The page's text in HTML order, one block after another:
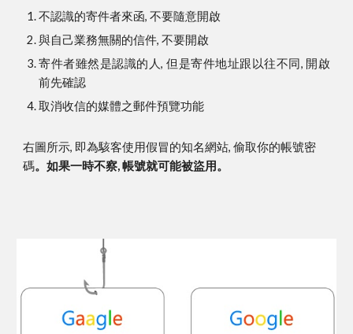
不認識的寄件者來函, 不要隨意開啟
與自己業務無關的信件, 不要開啟
寄件者雖然是認識的人, 但是寄件地址跟以往不同, 開啟
前先確認
取消收信的媒體之郵件預覽功能
右圖所示, 即為駭客使用假冒的知名網站, 偷取你的帳號密
碼。如果一時不察, 帳號就可能被盜用。